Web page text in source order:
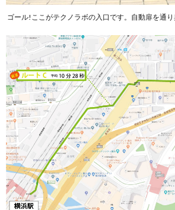
ゴール!ここがテクノラボの入口です。自動扉を通り